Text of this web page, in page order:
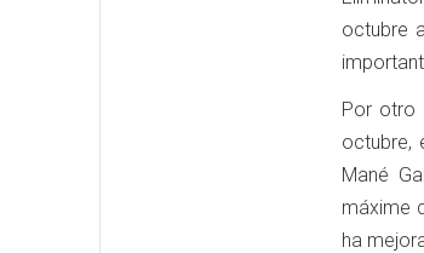
octubre
Por otro
octubre,
Mané
máxime
ha